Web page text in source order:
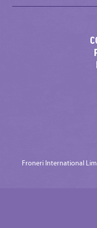
Froneri International